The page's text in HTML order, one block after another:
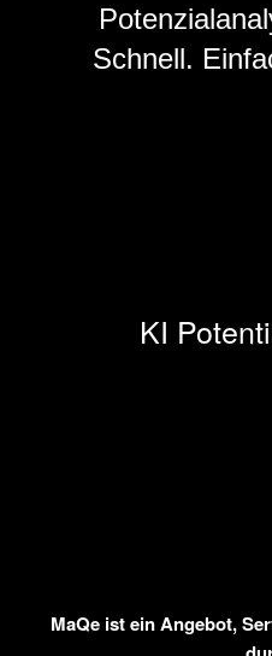
Schnell.
KI
MaQe ist ein Angebot,